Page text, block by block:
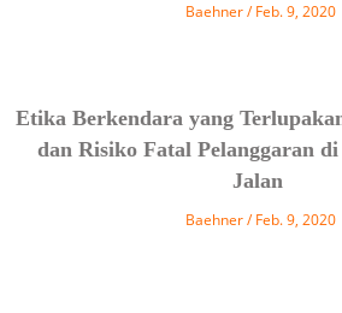
Baehner Feb. 9, 2020
Etika Berkendara yang
dan Risiko Fatal Pelanggaran
Jalan
Baehner Feb. 9, 2020